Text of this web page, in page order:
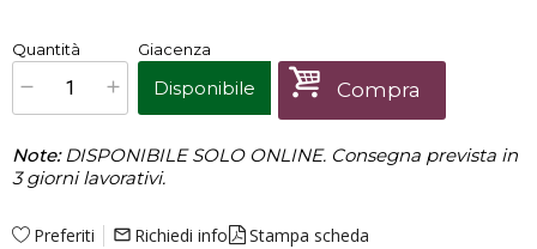
x1 Prezzo finale:€622,00
Quantità Giacenza
Disponibile Compra
Note:DISPONIBILE SOLO ONLINE. Consegna prevista in
3 giorni lavorativi.
Preferiti mail_outline Richiedi info Stampa scheda